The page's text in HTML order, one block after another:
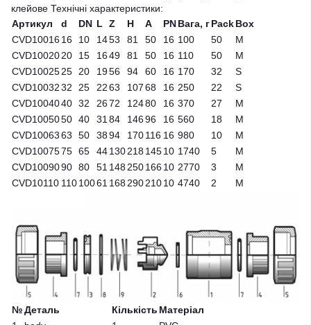
клейове Технічні характеристики:
Артикул
d DN L Z H A PNВага, гPackBox
CVD1001616 10 1453 81 50 16 100 50
M
CVD1002020 15 1649 81 50 16 110 50
M
CVD1002525 20 1956 94 60 16 170 32
S
CVD1003232 25 2263 10768 16 250 22
S
CVD1004040 32 2672 12480 16 370 27
M
CVD1005050 40 31 84 14696 16 560 18
M
CVD1006363 50 3894 170116 16 980 10
M
CVD1007575 65 44130218 14510 1740 5
M
CVD1009090 80 51 148 25016610 2770 3
M
CVD10110 11010061 168 29021010 4740 2 M
№Деталь Кількість Матеріал